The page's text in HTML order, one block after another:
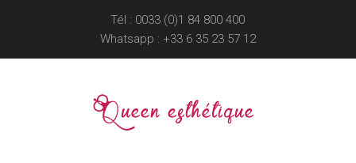
Tél : 0033 (0)1 84 800 400
Whatsapp : +33 6 35 23 57 12